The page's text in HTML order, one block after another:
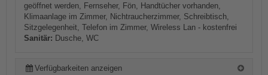
geöffnet werden, Fernseher, Fön, Handtücher vorhanden,
Klimaanlage im Zimmer, Nichtraucherzimmer, Schreibtisch,
Sitzgelegenheit, Telefon im Zimmer, Wireless Lan - kostenfrei
Sanitär: Dusche, WC
Verfügbarkeiten anzeigen